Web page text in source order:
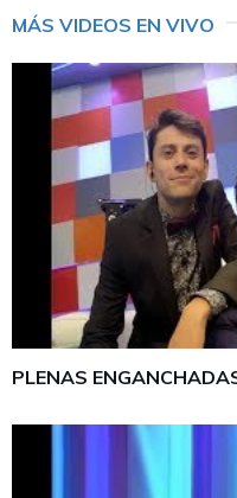
MÁS VIDEOS EN VIVO
PLENAS